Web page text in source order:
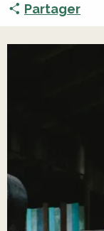
Partager